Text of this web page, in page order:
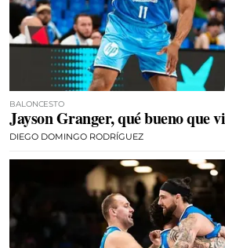
BALONCESTO
Jayson Granger, qué bueno que
DIEGO DOMINGO RODRÍGUEZ